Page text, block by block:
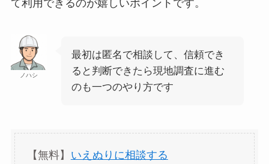
て利用できるのが嬉しいポイントです。
ノハシ
最初は匿名で相談して、信頼でき
ると判断できたら現地調査に進む
のも一つのやり方です
【無料】 いえぬりに相談する